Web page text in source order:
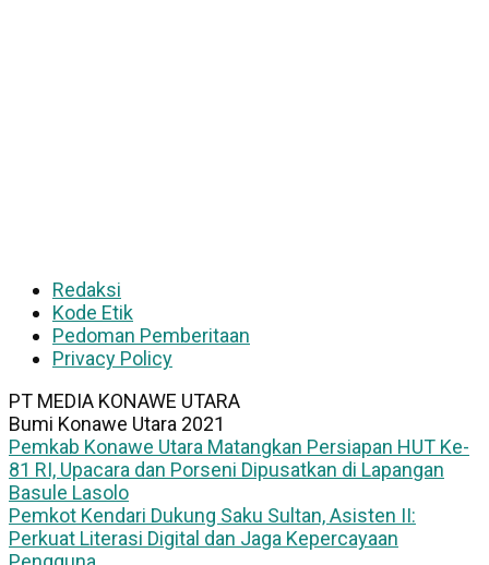
Redaksi
Kode Etik
Pedoman Pemberitaan
Privacy Policy
PT MEDIA KONAWE UTARA
Bumi Konawe Utara 2021
Pemkab Konawe Utara Matangkan Persiapan HUT Ke-
81 RI, Upacara dan Porseni Dipusatkan di Lapangan
Basule Lasolo
Pemkot Kendari Dukung Saku Sultan, Asisten II:
Perkuat Literasi Digital dan Jaga Kepercayaan